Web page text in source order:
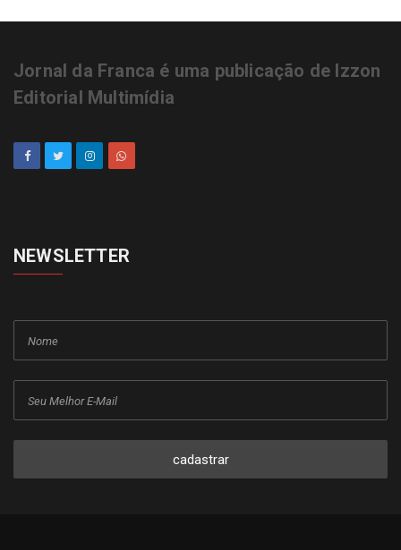
Jornal da Franca é uma publicação de Izzon
Editorial Multimídia
NEWSLETTER
cadastrar